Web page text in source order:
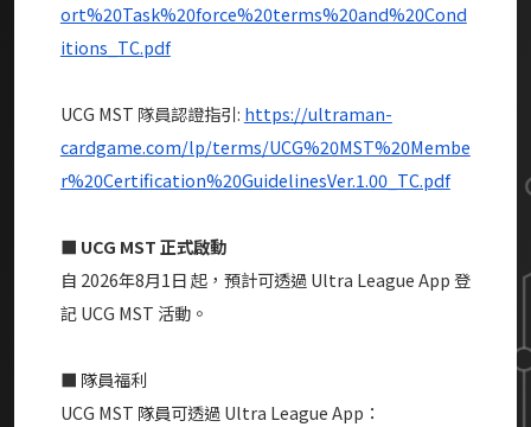
ort%20Task%20force%20terms%20and%20Cond
itions_TC.pdf
UCG MST 隊員認證指引: https://ultraman-
cardgame.com/lp/terms/UCG%20MST%20Membe
r%20Certification%20GuidelinesVer.1.00_TC.pdf
■ UCG MST 正式啟動
自 2026年8月1日 起，預計可透過 Ultra League App 登
記 UCG MST 活動。
■ 隊員福利
UCG MST 隊員可透過 Ultra League App：